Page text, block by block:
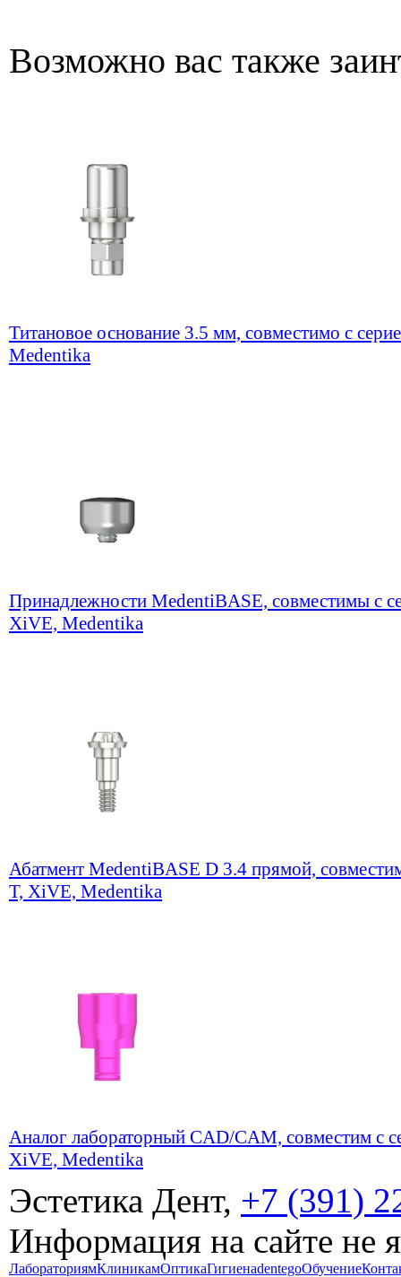
Возможно вас также
Титановое основание 3.5 мм, совместимо с
Medentika
Принадлежности MedentiBASE, совместимы с
XiVE, Medentika
Абатмент MedentiBASE D 3.4 прямой,
T, XiVE, Medentika
Аналог лабораторный CAD/CAM, совместим с
XiVE, Medentika
Эстетика Дент, +7 (391)
Информация на сайте не
ЛабораториямКлиникамОптикаГигиенаdentegoОбучение